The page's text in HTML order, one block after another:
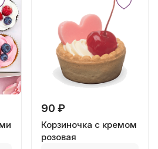
90 ₽
Корзиночка с кремом
розовая